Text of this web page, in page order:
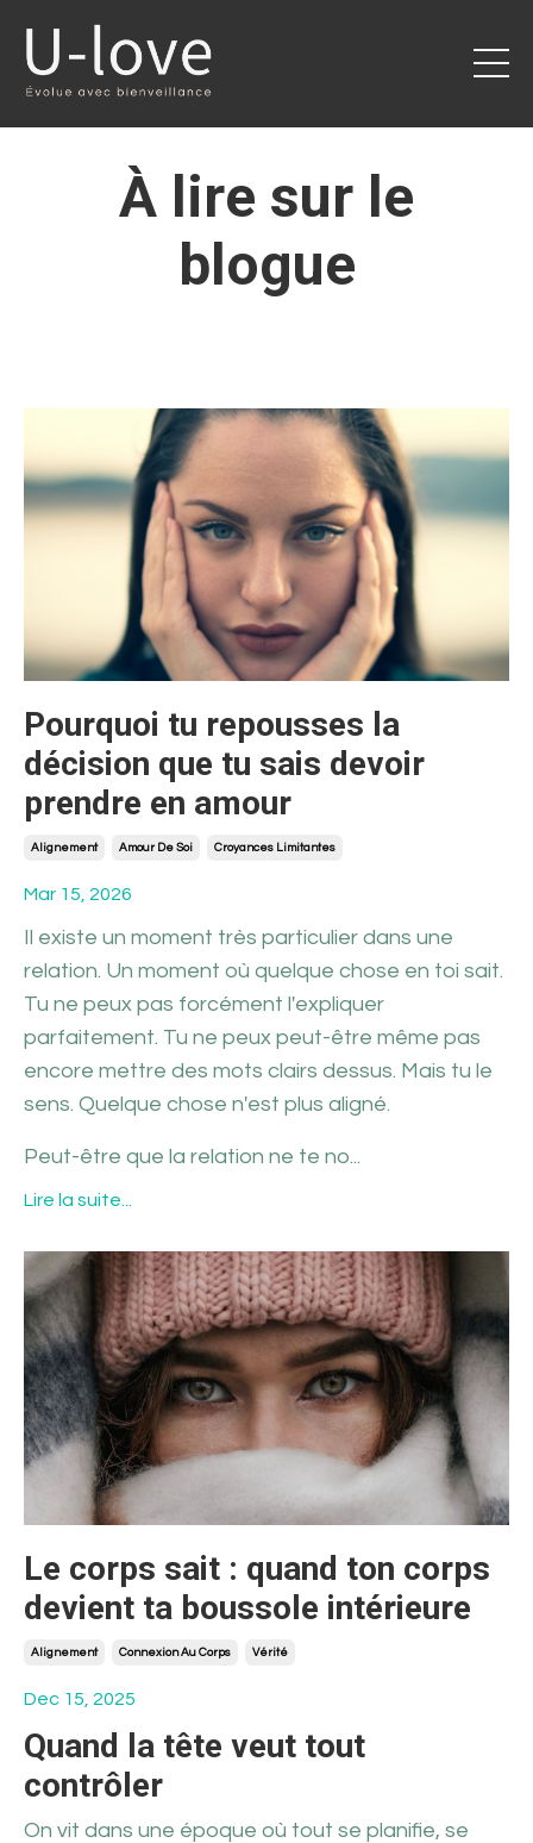
À lire sur le
blogue
Pourquoi tu repousses la
décision que tu sais devoir
prendre en amour
Alignement Amour De Soi Croyances Limitantes
Mar 15, 2026
Il existe un moment très particulier dans une
relation. Un moment où quelque chose en toi sait.
Tu ne peux pas forcément l'expliquer
parfaitement. Tu ne peux peut-être même pas
encore mettre des mots clairs dessus. Mais tu le
sens. Quelque chose n'est plus aligné.
Peut-être que la relation ne te no...
Lire la suite...
Le corps sait : quand ton corps
devient ta boussole intérieure
Alignement Connexion Au Corps Vérité
Dec 15, 2025
Quand la tête veut tout
contrôler
On vit dans une époque où tout se planifie, se